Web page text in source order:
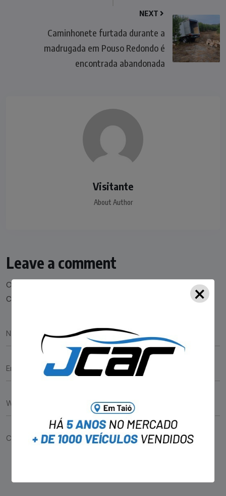
NEXT
Caminhonete furtada durante a
madrugada em Pouso Redondo é
encontrada abandonada
Visitante
About Author
Leave a comment
O seu endereço de e-mail não será publicado.
Campos obrigatórios são marcados com
×